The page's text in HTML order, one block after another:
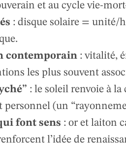
et au cycle vie-
: disque solaire = unité/
contemporain : vitalité,
les plus souvent
: le soleil renvoie à la
personnel (un
font sens : or et laiton
l’idée de